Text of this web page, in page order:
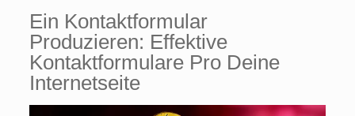
Ein Kontaktformular
Produzieren: Effektive
Kontaktformulare Pro Deine
Internetseite